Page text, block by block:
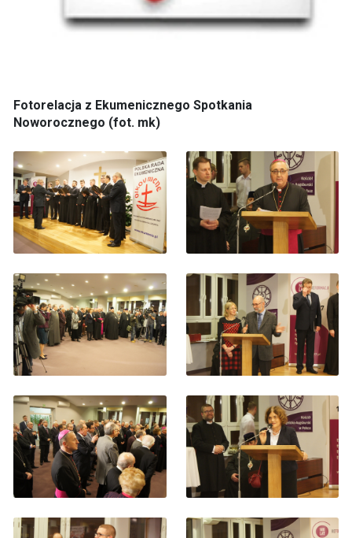
Fotorelacja z Ekumenicznego Spotkania
Noworocznego (fot. mk)